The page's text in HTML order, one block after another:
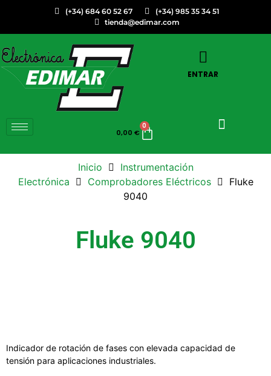
(+34) 684 60 52 67
(+34) 985 35 34 51
tienda@edimar.com
ENTRAR
0,00 €
0
Inicio
Instrumentación
Electrónica
Comprobadores Eléctricos
Fluke
9040
Fluke 9040
Indicador de rotación de fases con elevada capacidad de
tensión para aplicaciones industriales.